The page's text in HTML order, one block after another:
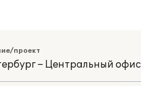
проект
– Центральный офис